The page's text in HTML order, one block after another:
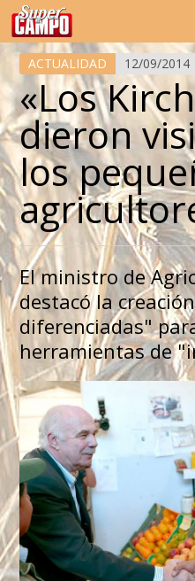
Temas de hoy
ACTUALIDAD 12/09/2014
«Los
dieron
los
El ministro de
destacó la
diferenciadas"
herramientas de